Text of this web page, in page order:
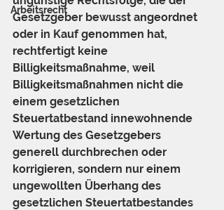
Arbeitsrecht
Gesetzgeber bewusst angeordnet
oder in Kauf genommen hat,
rechtfertigt keine
Billigkeitsmaßnahme, weil
Billigkeitsmaßnahmen nicht die
einem gesetzlichen
Steuertatbestand innewohnende
Wertung des Gesetzgebers
generell durchbrechen oder
korrigieren, sondern nur einem
ungewollten Überhang des
gesetzlichen Steuertatbestandes